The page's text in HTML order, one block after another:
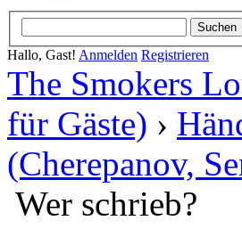
Hallo, Gast! Anmelden Registrieren
The Smokers
für Gäste) ›
(Cherepanov,
Wer schrieb?